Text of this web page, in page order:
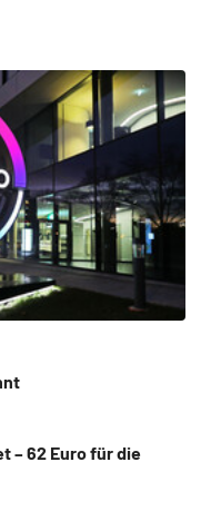
– 62 Euro für die